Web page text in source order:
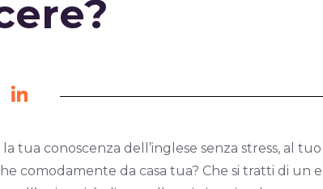
TwitterLinkedIn
tua conoscenza dell’inglese senza stress, al
comodamente da casa tua? Che si tratti di un